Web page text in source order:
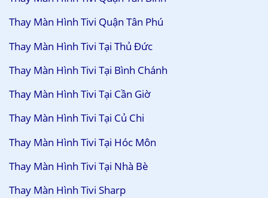
Thay Màn Hình Tivi Quận Tân Phú
Thay Màn Hình Tivi Tại Thủ Đức
Thay Màn Hình Tivi Tại Bình Chánh
Thay Màn Hình Tivi Tại Cần Giờ
Thay Màn Hình Tivi Tại Củ Chi
Thay Màn Hình Tivi Tại Hóc Môn
Thay Màn Hình Tivi Tại Nhà Bè
Thay Màn Hình Tivi Sharp